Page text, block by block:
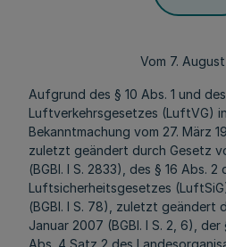
Vom 7.
Aufgrund des § 10 Abs. 1 und
Luftverkehrsgesetzes (LuftVG)
Bekanntmachung vom 27. März
zuletzt geändert durch Gesetz
(BGBl. I S. 2833), des § 16 Abs. 2
Luftsicherheitsgesetzes
(BGBl. I S. 78), zuletzt geändert
Januar 2007 (BGBl. I S. 2, 6),
Abs. 4 Satz 2 des